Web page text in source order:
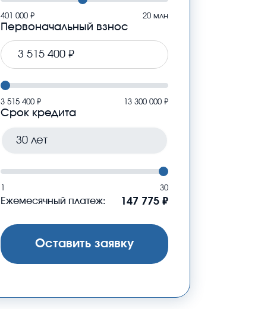
401 000 ₽ 20 млн
Первоначальный взнос
3 515 400 ₽ 13 300 000 ₽
Срок кредита
30
Ежемесячный платеж: 147 775 ₽
Оставить заявку